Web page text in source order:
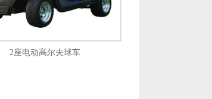
2座电动高尔夫球车